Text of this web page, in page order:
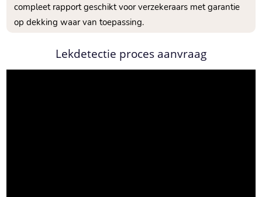
compleet rapport geschikt voor verzekeraars met garantie
op dekking waar van toepassing.​
Lekdetectie proces aanvraag